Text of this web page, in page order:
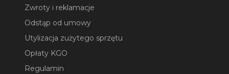
Zwroty i reklamacje
Odstąp od umowy
Utylizacja zużytego sprzętu
Opłaty KGO
Regulamin